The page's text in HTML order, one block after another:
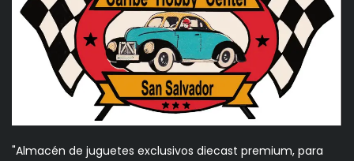
"Almacén de juguetes exclusivos diecast premium, para